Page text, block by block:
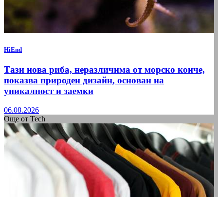
HiEnd
Тази нова риба, неразличима от морско конче,
показва природен дизайн, основан на
уникалност и заемки
06.08.2026
Още от Tech